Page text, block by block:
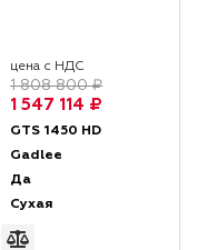
цена с НДС
1 808 800 ₽
1 547 114 ₽
GTS 1450 HD
Gadlee
Да
Сухая